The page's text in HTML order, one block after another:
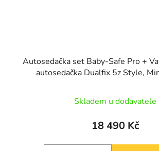
Autosedačka set Baby-Safe Pro +
autosedačka Dualfix 5z Style,
Skladem u dodavatele
18 490 Kč